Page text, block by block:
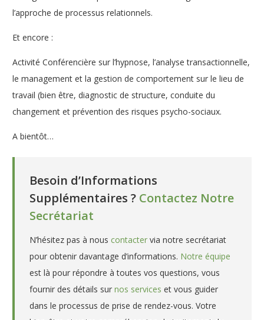
l’approche de processus relationnels.
Et encore :
Activité Conférencière sur l’hypnose, l’analyse transactionnelle,
le management et la gestion de comportement sur le lieu de
travail (bien être, diagnostic de structure, conduite du
changement et prévention des risques psycho-sociaux.
A bientôt…
Besoin d’Informations
Supplémentaires ? Contactez Notre
Secrétariat
N’hésitez pas à nous contacter via notre secrétariat
pour obtenir davantage d’informations. Notre équipe
est là pour répondre à toutes vos questions, vous
fournir des détails sur nos services et vous guider
dans le processus de prise de rendez-vous. Votre